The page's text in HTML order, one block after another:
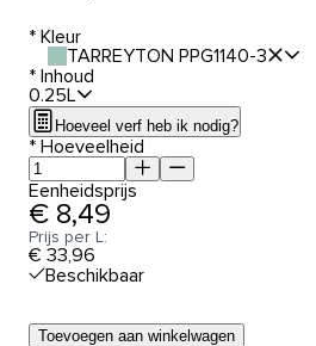
* Kleur
TARREYTON PPG1140-3
* Inhoud
0.25L
Hoeveel verf heb ik nodig?
* Hoeveelheid
Eenheidsprijs
€ 8,49
Prijs per L:
€ 33,96
Beschikbaar
Toevoegen aan winkelwagen